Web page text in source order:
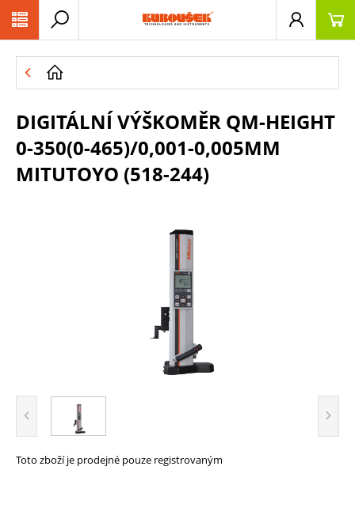
DIGITÁLNÍ VÝŠKOMĚR QM-HEIGHT
0-350(0-465)/0,001-0,005MM
MITUTOYO (518-244)
Toto zboží je prodejné pouze registrovaným